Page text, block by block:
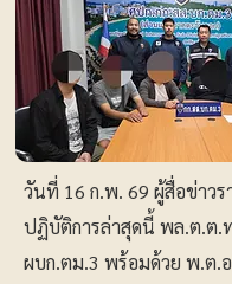
วันที่ 16 ก.พ. 69 ผู้สื่อข่าวร
ปฏิบัติการล่าสุดนี้ พล.ต.ต.
ผบก.ตม.3 พร้อมด้วย พ.ต.